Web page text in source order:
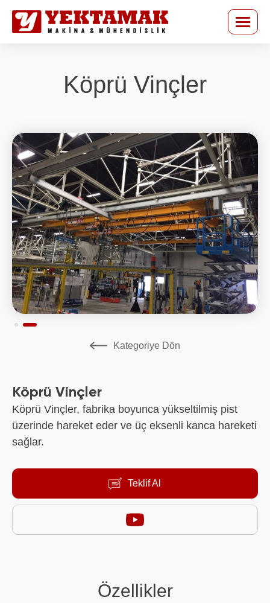
Köprü Vinçler
Kategoriye Dön
Köprü Vinçler
Köprü Vinçler, fabrika boyunca yükseltilmiş pist
üzerinde hareket eder ve üç eksenli kanca hareketi
sağlar.
Teklif Al
Özellikler